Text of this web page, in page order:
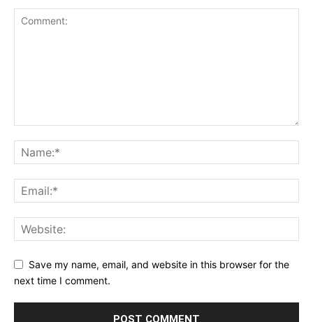
Save my name, email, and website in this browser for the
next time I comment.